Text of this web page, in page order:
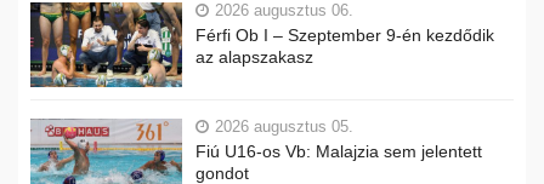
2026 augusztus 06.
Férfi Ob I – Szeptember 9-én kezdődik
az alapszakasz
2026 augusztus 05.
Fiú U16-os Vb: Malajzia sem jelentett
gondot